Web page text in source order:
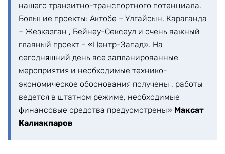
нашего транзитно-транспортного потенциала.
Большие проекты: Актобе – Улгайсын, Караганда
– Жезказган , Бейнеу-Сексеул и очень важный
главный проект – «Центр-Запад». На
сегодняшний день все запланированные
мероприятия и необходимые технико-
экономическое обоснования получены , работы
ведется в штатном режиме, необходимые
финансовые средства предусмотрены» Максат
Калиакпаров